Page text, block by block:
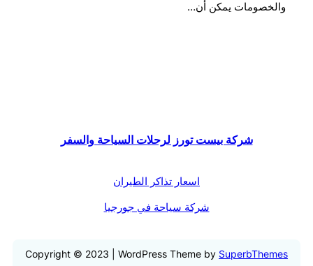
والخصومات يمكن أن…
شركة بيست تورز لرحلات السياحة والسفر
اسعار تذاكر الطيران
شركة سياحة في جورجيا
Copyright © 2023 | WordPress Theme by SuperbThemes